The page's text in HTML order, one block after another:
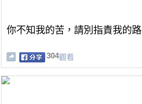
你不知我的苦，請別指責我的路
304觀看